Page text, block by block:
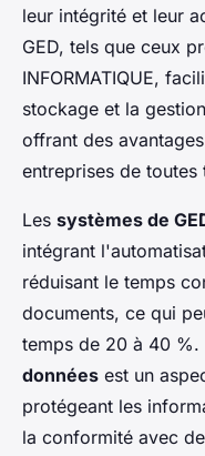
leur intégrité et leur
GED, tels que ceux
INFORMATIQUE,
stockage et la
offrant des
entreprises de toutes
Les systèmes de
intégrant
réduisant le temps
documents, ce qui
temps de 20 à 40 %.
données est un
protégeant les
la conformité avec